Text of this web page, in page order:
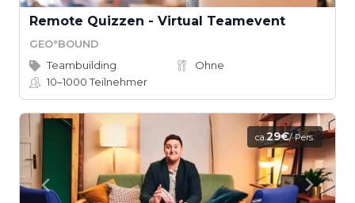
Remote Quizzen - Virtual Teamevent
GEO°BOUND
Teambuilding
Ohne
10–1000Teilnehmer
ca.29€/ Pers.